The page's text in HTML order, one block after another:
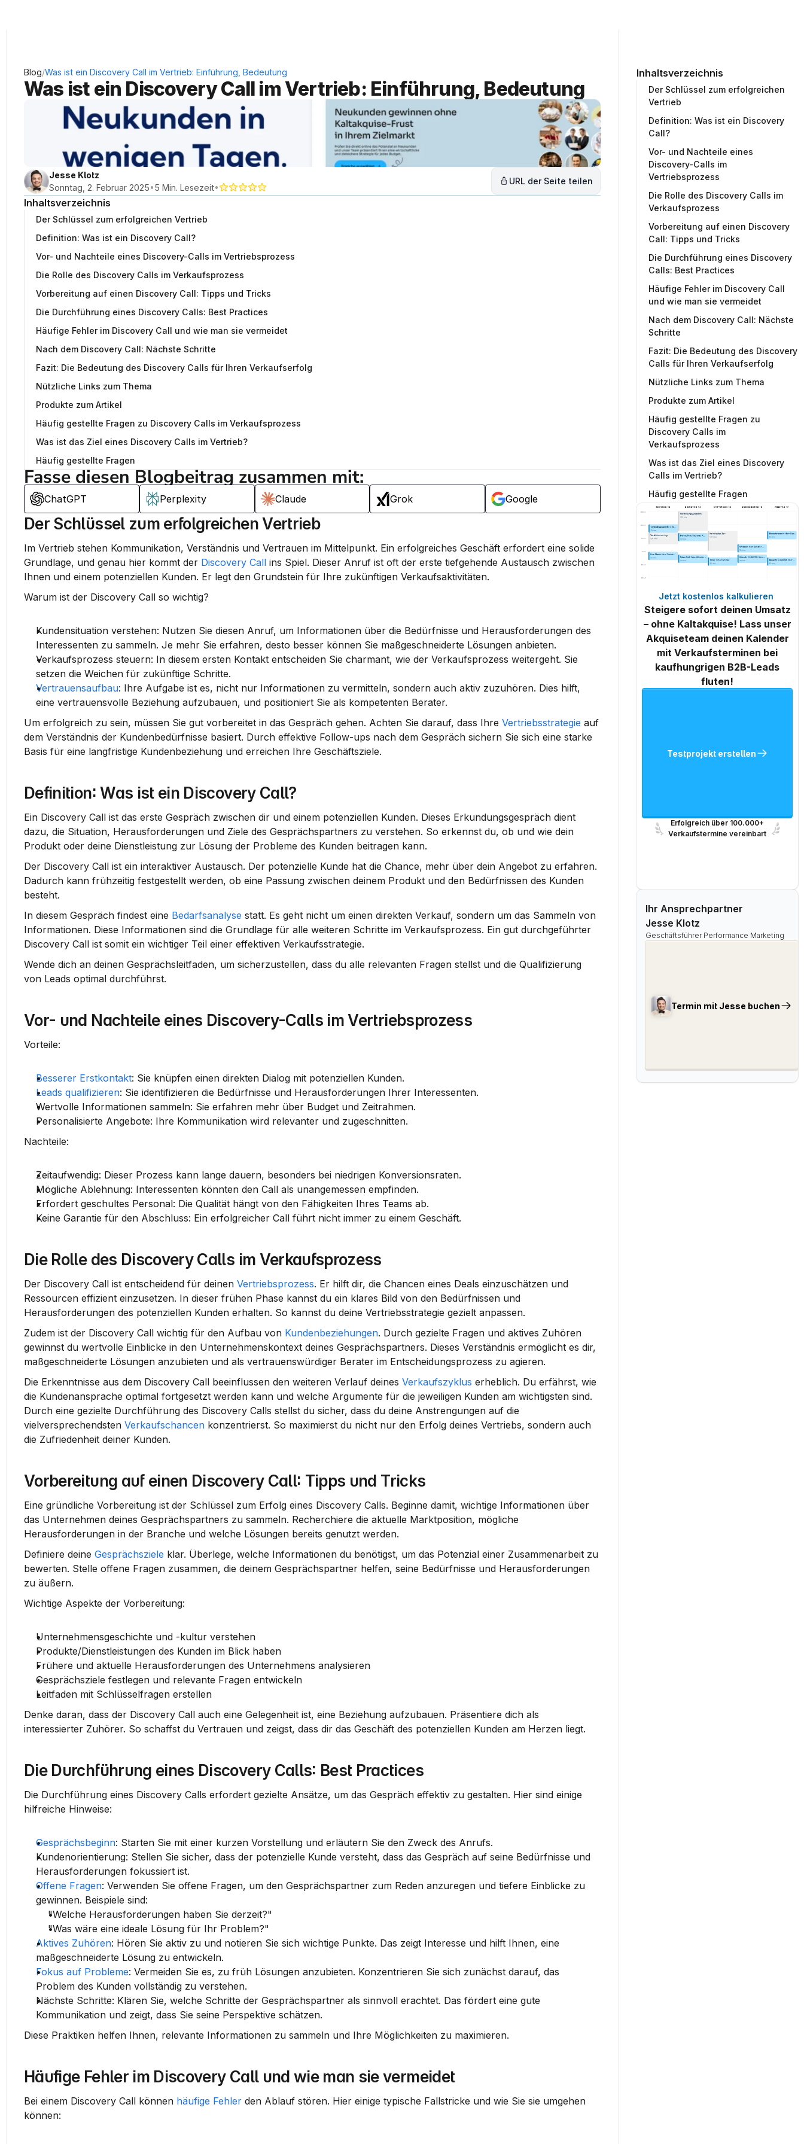
Inhaltsverzeichnis
Der Schlüssel zum erfolgreichen
Vertrieb
Definition: Was ist ein Discovery
Call?
Vor- und Nachteile eines
Discovery-Calls im
Vertriebsprozess
Die Rolle des Discovery Calls im
Verkaufsprozess
Vorbereitung auf einen Discovery
Call: Tipps und Tricks
Die Durchführung eines Discovery
Calls: Best Practices
Häufige Fehler im Discovery Call
und wie man sie vermeidet
Nach dem Discovery Call: Nächste
Schritte
Fazit: Die Bedeutung des Discovery
Calls für Ihren Verkaufserfolg
Nützliche Links zum Thema
Produkte zum Artikel
Häufig gestellte Fragen zu
Discovery Calls im
Verkaufsprozess
Was ist das Ziel eines Discovery
Calls im Vertrieb?
Häufig gestellte Fragen
Jetzt kostenlos kalkulieren
Steigere sofort deinen Umsatz
– ohne Kaltakquise! Lass unser
Akquiseteam deinen Kalender
mit Verkaufsterminen bei
kaufhungrigen B2B-Leads
fluten!
Testprojekt erstellen
Erfolgreich über 100.000+
Verkaufstermine vereinbart
Ihr Ansprechpartner
Jesse Klotz
Geschäftsführer Performance Marketing
Termin mit Jesse buchen
Blog/Was ist ein Discovery Call im Vertrieb: Einführung, Bedeutung
Was ist ein Discovery Call im Vertrieb: Einführung, Bedeutung
Jesse Klotz
Sonntag, 2. Februar 2025•5 Min. Lesezeit•
URL der Seite teilen
Inhaltsverzeichnis
Der Schlüssel zum erfolgreichen Vertrieb
Definition: Was ist ein Discovery Call?
Vor- und Nachteile eines Discovery-Calls im Vertriebsprozess
Die Rolle des Discovery Calls im Verkaufsprozess
Vorbereitung auf einen Discovery Call: Tipps und Tricks
Die Durchführung eines Discovery Calls: Best Practices
Häufige Fehler im Discovery Call und wie man sie vermeidet
Nach dem Discovery Call: Nächste Schritte
Fazit: Die Bedeutung des Discovery Calls für Ihren Verkaufserfolg
Nützliche Links zum Thema
Produkte zum Artikel
Häufig gestellte Fragen zu Discovery Calls im Verkaufsprozess
Was ist das Ziel eines Discovery Calls im Vertrieb?
Häufig gestellte Fragen
Fasse diesen Blogbeitrag zusammen mit:
ChatGPT Perplexity Claude Grok Google
Der Schlüssel zum erfolgreichen Vertrieb
Im Vertrieb stehen Kommunikation, Verständnis und Vertrauen im Mittelpunkt. Ein erfolgreiches Geschäft erfordert eine solide
Grundlage, und genau hier kommt der Discovery Call ins Spiel. Dieser Anruf ist oft der erste tiefgehende Austausch zwischen
Ihnen und einem potenziellen Kunden. Er legt den Grundstein für Ihre zukünftigen Verkaufsaktivitäten.
Warum ist der Discovery Call so wichtig?
Kundensituation verstehen: Nutzen Sie diesen Anruf, um Informationen über die Bedürfnisse und Herausforderungen des
Interessenten zu sammeln. Je mehr Sie erfahren, desto besser können Sie maßgeschneiderte Lösungen anbieten.
Verkaufsprozess steuern: In diesem ersten Kontakt entscheiden Sie charmant, wie der Verkaufsprozess weitergeht. Sie
setzen die Weichen für zukünftige Schritte.
Vertrauensaufbau: Ihre Aufgabe ist es, nicht nur Informationen zu vermitteln, sondern auch aktiv zuzuhören. Dies hilft,
eine vertrauensvolle Beziehung aufzubauen, und positioniert Sie als kompetenten Berater.
Um erfolgreich zu sein, müssen Sie gut vorbereitet in das Gespräch gehen. Achten Sie darauf, dass Ihre Vertriebsstrategie auf
dem Verständnis der Kundenbedürfnisse basiert. Durch effektive Follow-ups nach dem Gespräch sichern Sie sich eine starke
Basis für eine langfristige Kundenbeziehung und erreichen Ihre Geschäftsziele.
Definition: Was ist ein Discovery Call?
Ein Discovery Call ist das erste Gespräch zwischen dir und einem potenziellen Kunden. Dieses Erkundungsgespräch dient
dazu, die Situation, Herausforderungen und Ziele des Gesprächspartners zu verstehen. So erkennst du, ob und wie dein
Produkt oder deine Dienstleistung zur Lösung der Probleme des Kunden beitragen kann.
Der Discovery Call ist ein interaktiver Austausch. Der potenzielle Kunde hat die Chance, mehr über dein Angebot zu erfahren.
Dadurch kann frühzeitig festgestellt werden, ob eine Passung zwischen deinem Produkt und den Bedürfnissen des Kunden
besteht.
In diesem Gespräch findest eine Bedarfsanalyse statt. Es geht nicht um einen direkten Verkauf, sondern um das Sammeln von
Informationen. Diese Informationen sind die Grundlage für alle weiteren Schritte im Verkaufsprozess. Ein gut durchgeführter
Discovery Call ist somit ein wichtiger Teil einer effektiven Verkaufsstrategie.
Wende dich an deinen Gesprächsleitfaden, um sicherzustellen, dass du alle relevanten Fragen stellst und die Qualifizierung
von Leads optimal durchführst.
Vor- und Nachteile eines Discovery-Calls im Vertriebsprozess
Vorteile:
Besserer Erstkontakt: Sie knüpfen einen direkten Dialog mit potenziellen Kunden.
Leads qualifizieren: Sie identifizieren die Bedürfnisse und Herausforderungen Ihrer Interessenten.
Wertvolle Informationen sammeln: Sie erfahren mehr über Budget und Zeitrahmen.
Personalisierte Angebote: Ihre Kommunikation wird relevanter und zugeschnitten.
Nachteile:
Zeitaufwendig: Dieser Prozess kann lange dauern, besonders bei niedrigen Konversionsraten.
Mögliche Ablehnung: Interessenten könnten den Call als unangemessen empfinden.
Erfordert geschultes Personal: Die Qualität hängt von den Fähigkeiten Ihres Teams ab.
Keine Garantie für den Abschluss: Ein erfolgreicher Call führt nicht immer zu einem Geschäft.
Die Rolle des Discovery Calls im Verkaufsprozess
Der Discovery Call ist entscheidend für deinen Vertriebsprozess. Er hilft dir, die Chancen eines Deals einzuschätzen und
Ressourcen effizient einzusetzen. In dieser frühen Phase kannst du ein klares Bild von den Bedürfnissen und
Herausforderungen des potenziellen Kunden erhalten. So kannst du deine Vertriebsstrategie gezielt anpassen.
Zudem ist der Discovery Call wichtig für den Aufbau von Kundenbeziehungen. Durch gezielte Fragen und aktives Zuhören
gewinnst du wertvolle Einblicke in den Unternehmenskontext deines Gesprächspartners. Dieses Verständnis ermöglicht es dir,
maßgeschneiderte Lösungen anzubieten und als vertrauenswürdiger Berater im Entscheidungsprozess zu agieren.
Die Erkenntnisse aus dem Discovery Call beeinflussen den weiteren Verlauf deines Verkaufszyklus erheblich. Du erfährst, wie
die Kundenansprache optimal fortgesetzt werden kann und welche Argumente für die jeweiligen Kunden am wichtigsten sind.
Durch eine gezielte Durchführung des Discovery Calls stellst du sicher, dass du deine Anstrengungen auf die
vielversprechendsten Verkaufschancen konzentrierst. So maximierst du nicht nur den Erfolg deines Vertriebs, sondern auch
die Zufriedenheit deiner Kunden.
Vorbereitung auf einen Discovery Call: Tipps und Tricks
Eine gründliche Vorbereitung ist der Schlüssel zum Erfolg eines Discovery Calls. Beginne damit, wichtige Informationen über
das Unternehmen deines Gesprächspartners zu sammeln. Recherchiere die aktuelle Marktposition, mögliche
Herausforderungen in der Branche und welche Lösungen bereits genutzt werden.
Definiere deine Gesprächsziele klar. Überlege, welche Informationen du benötigst, um das Potenzial einer Zusammenarbeit zu
bewerten. Stelle offene Fragen zusammen, die deinem Gesprächspartner helfen, seine Bedürfnisse und Herausforderungen
zu äußern.
Wichtige Aspekte der Vorbereitung:
Unternehmensgeschichte und -kultur verstehen
Produkte/Dienstleistungen des Kunden im Blick haben
Frühere und aktuelle Herausforderungen des Unternehmens analysieren
Gesprächsziele festlegen und relevante Fragen entwickeln
Leitfaden mit Schlüsselfragen erstellen
Denke daran, dass der Discovery Call auch eine Gelegenheit ist, eine Beziehung aufzubauen. Präsentiere dich als
interessierter Zuhörer. So schaffst du Vertrauen und zeigst, dass dir das Geschäft des potenziellen Kunden am Herzen liegt.
Die Durchführung eines Discovery Calls: Best Practices
Die Durchführung eines Discovery Calls erfordert gezielte Ansätze, um das Gespräch effektiv zu gestalten. Hier sind einige
hilfreiche Hinweise:
Gesprächsbeginn: Starten Sie mit einer kurzen Vorstellung und erläutern Sie den Zweck des Anrufs.
Kundenorientierung: Stellen Sie sicher, dass der potenzielle Kunde versteht, dass das Gespräch auf seine Bedürfnisse und
Herausforderungen fokussiert ist.
Offene Fragen: Verwenden Sie offene Fragen, um den Gesprächspartner zum Reden anzuregen und tiefere Einblicke zu
gewinnen. Beispiele sind:
"Welche Herausforderungen haben Sie derzeit?"
"Was wäre eine ideale Lösung für Ihr Problem?"
Aktives Zuhören: Hören Sie aktiv zu und notieren Sie sich wichtige Punkte. Das zeigt Interesse und hilft Ihnen, eine
maßgeschneiderte Lösung zu entwickeln.
Fokus auf Probleme: Vermeiden Sie es, zu früh Lösungen anzubieten. Konzentrieren Sie sich zunächst darauf, das
Problem des Kunden vollständig zu verstehen.
Nächste Schritte: Klären Sie, welche Schritte der Gesprächspartner als sinnvoll erachtet. Das fördert eine gute
Kommunikation und zeigt, dass Sie seine Perspektive schätzen.
Diese Praktiken helfen Ihnen, relevante Informationen zu sammeln und Ihre Möglichkeiten zu maximieren.
Häufige Fehler im Discovery Call und wie man sie vermeidet
Bei einem Discovery Call können häufige Fehler den Ablauf stören. Hier einige typische Fallstricke und wie Sie sie umgehen
können: